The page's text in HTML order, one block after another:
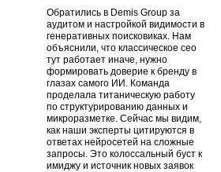
Обратились в Demis Group за
аудитом и настройкой видимости в
генеративных поисковиках. Нам
объяснили, что классическое сео
тут работает иначе, нужно
формировать доверие к бренду в
глазах самого ИИ. Команда
проделала титаническую работу
по структурированию данных и
микроразметке. Сейчас мы видим,
как наши эксперты цитируются в
ответах нейросетей на сложные
запросы. Это колоссальный буст к
имиджу и источник новых заявок